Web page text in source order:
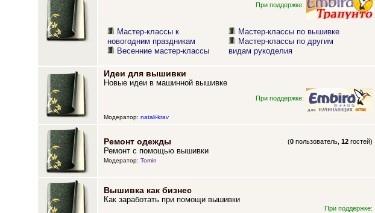
При поддержке:
Мастер-классы к
новогодним праздникам
Весенние мастер-классы
Мастер-классы по вышивке
Мастер-классы по другим
видам рукоделия
Идеи для вышивки
Новые идеи в машинной вышивке
При поддержке:
Модератор: natali-krav
Ремонт одежды (0 пользователь,12 гостей)
Ремонт с помощью вышивки
Модератор: Tomin
Вышивка как бизнес
Как заработать при помощи вышивки
При поддержке: